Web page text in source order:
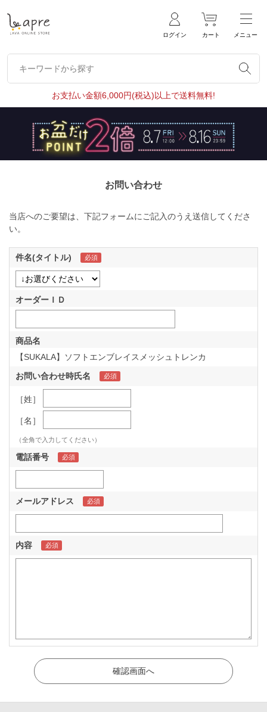
ログイン カート メニュー
キーワードから探す
キーワードから探す
お支払い金額6,000円(税込)以上で送料無料!
お問い合わせ
当店へのご要望は、下記フォームにご記入のうえ送信してくださ
い。
件名(タイトル)
オーダーＩＤ
商品名
【SUKALA】ソフトエンブレイスメッシュトレンカ
お問い合わせ時氏名
［姓］
［名］
（全角で入力してください）
電話番号
メールアドレス
内容